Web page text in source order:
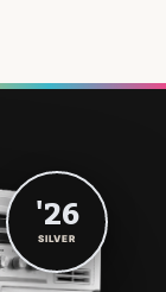
'26
SILVER